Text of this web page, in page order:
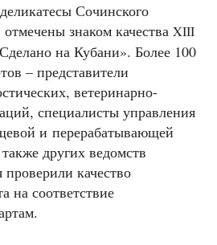
Сочинского
знаком качества XIII
на Кубани». Более 100
– представители
ветеринарно-
специалисты управления
и перерабатывающей
других ведомств
проверили качество
на соответствие